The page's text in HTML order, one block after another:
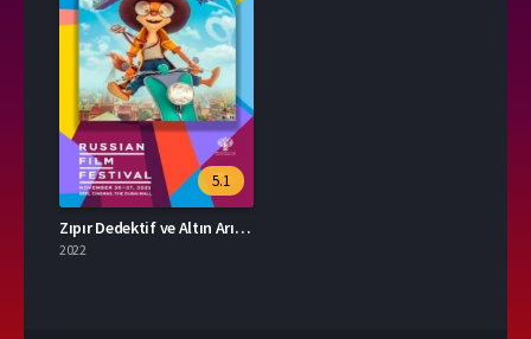
5.1
Zıpır Dedektif ve Altın Arı Kovanı / Detective Chirp & the Golden Beehive (2022)
2022